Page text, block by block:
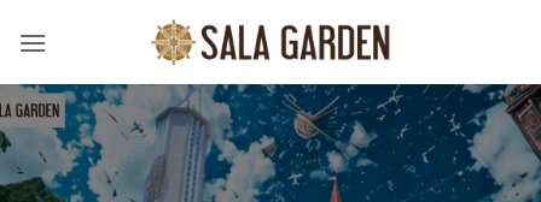
qua
dung